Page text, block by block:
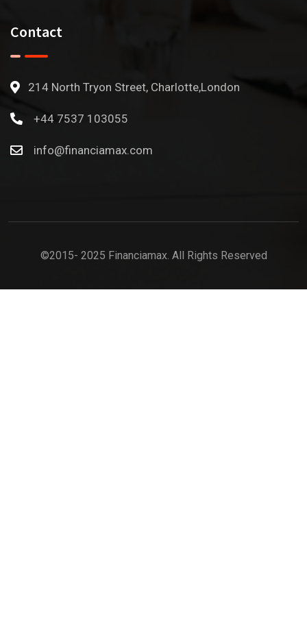
Contact
214 North Tryon Street, Charlotte,London
+44 7537 103055
info@financiamax.com
©2015- 2025 Financiamax. All Rights Reserved